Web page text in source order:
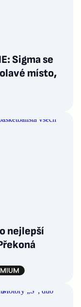
Sigma se
místo,
nejlepší